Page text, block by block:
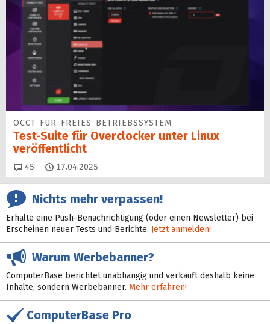
OCCT FÜR FREIES BETRIEBSSYSTEM
Test-Suite für Overclocker unter Linux
veröffentlicht
45 Kommentare
17.04.2025
Nichts mehr verpassen!
Erhalte eine Push-Benachrichtigung (oder einen Newsletter) bei
Erscheinen neuer Tests und Berichte: Jetzt anmelden!
Warum Werbebanner?
ComputerBase berichtet unabhängig und verkauft deshalb keine
Inhalte, sondern Werbebanner. Mehr erfahren!
ComputerBase Pro